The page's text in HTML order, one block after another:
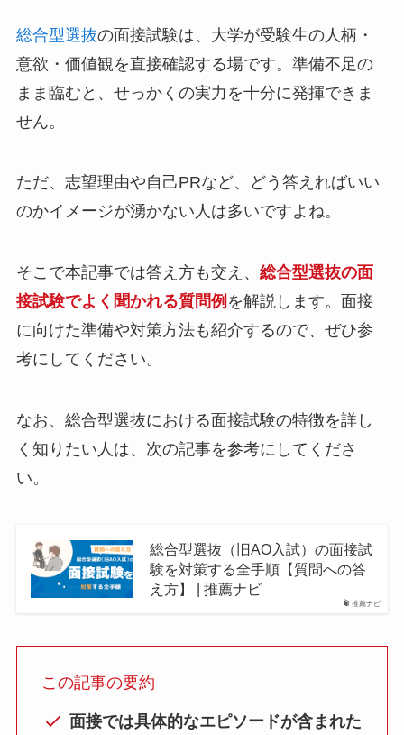
総合型選抜の面接試験は、大学が受験生の人柄・
意欲・価値観を直接確認する場です。準備不足の
まま臨むと、せっかくの実力を十分に発揮できま
せん。
ただ、志望理由や自己PRなど、どう答えればいい
のかイメージが湧かない人は多いですよね。
そこで本記事では答え方も交え、 総合型選抜の面
接試験でよく聞かれる質問例 を解説します。面接
に向けた準備や対策方法も紹介するので、ぜひ参
考にしてください。
なお、総合型選抜における面接試験の特徴を詳し
く知りたい人は、次の記事を参考にしてくださ
い。
推薦ナビ
総合型選抜（旧AO入試）の面接試
験を対策する全手順【質問への答
え方】 | 推薦ナビ
この記事の要約
面接では具体的なエピソードが含まれた